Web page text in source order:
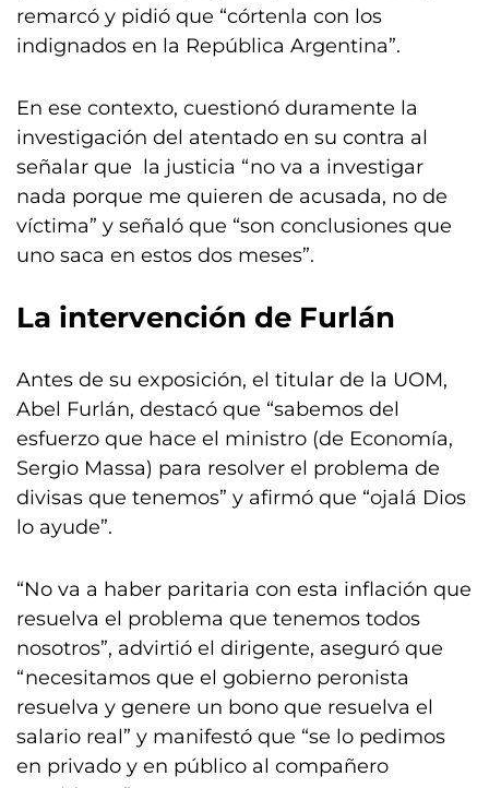
remarcó y pidió que “córtenla con los
indignados en la República Argentina”.
En ese contexto, cuestionó duramente la
investigación del atentado en su contra al
señalar que la justicia “no va a investigar
nada porque me quieren de acusada, no de
víctima” y señaló que “son conclusiones que
uno saca en estos dos meses”.
La intervención de Furlán
Antes de su exposición, el titular de la UOM,
Abel Furlán, destacó que “sabemos del
esfuerzo que hace el ministro (de Economía,
Sergio Massa) para resolver el problema de
divisas que tenemos” y afirmó que “ojalá Dios
lo ayude”.
“No va a haber paritaria con esta inflación que
resuelva el problema que tenemos todos
nosotros”, advirtió el dirigente, aseguró que
“necesitamos que el gobierno peronista
resuelva y genere un bono que resuelva el
salario real” y manifestó que “se lo pedimos
en privado y en público al compañero